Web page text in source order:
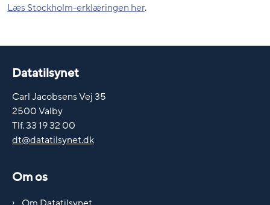
Læs Stockholm-erklæringen her.
Datatilsynet
Carl Jacobsens Vej 35
2500 Valby
Tlf. 33 19 32 00
dt@datatilsynet.dk
Om os